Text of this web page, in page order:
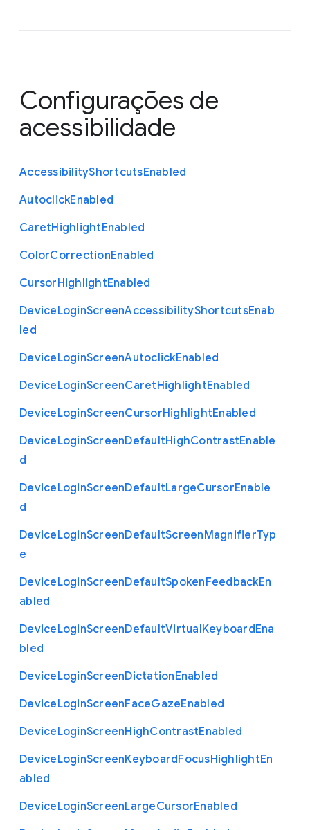
Configurações de
acessibilidade
AccessibilityShortcutsEnabled
AutoclickEnabled
CaretHighlightEnabled
ColorCorrectionEnabled
CursorHighlightEnabled
DeviceLoginScreenAccessibilityShortcutsEnab
led
DeviceLoginScreenAutoclickEnabled
DeviceLoginScreenCaretHighlightEnabled
DeviceLoginScreenCursorHighlightEnabled
DeviceLoginScreenDefaultHighContrastEnable
d
DeviceLoginScreenDefaultLargeCursorEnable
d
DeviceLoginScreenDefaultScreenMagnifierTyp
e
DeviceLoginScreenDefaultSpokenFeedbackEn
abled
DeviceLoginScreenDefaultVirtualKeyboardEna
bled
DeviceLoginScreenDictationEnabled
DeviceLoginScreenFaceGazeEnabled
DeviceLoginScreenHighContrastEnabled
DeviceLoginScreenKeyboardFocusHighlightEn
abled
DeviceLoginScreenLargeCursorEnabled